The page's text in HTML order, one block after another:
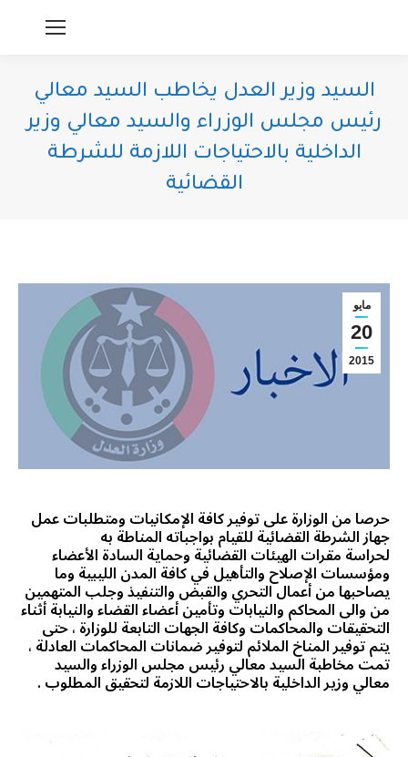
السيد وزير العدل يخاطب السيد معالي
رئيس مجلس الوزراء والسيد معالي وزير
الداخلية بالاحتياجات اللازمة للشرطة
القضائية
مايو
20
2015
حرصا من الوزارة على توفير كافة الإمكانيات ومتطلبات عمل
جهاز الشرطة القضائية للقيام بواجباته المناطة به
لحراسة مقرات الهيئات القضائية وحماية السادة الأعضاء
ومؤسسات الإصلاح والتأهيل في كافة المدن الليبية وما
يصاحبها من أعمال التحري والقبض والتنفيذ وجلب المتهمين
من والى المحاكم والنيابات وتأمين أعضاء القضاء والنيابة أثناء
التحقيقات والمحاكمات وكافة الجهات التابعة للوزارة ، حتى
يتم توفير المناخ الملائم لتوفير ضمانات المحاكمات العادلة ،
تمت مخاطبة السيد معالي رئيس مجلس الوزراء والسيد
معالي وزير الداخلية بالاحتياجات اللازمة لتحقيق المطلوب .